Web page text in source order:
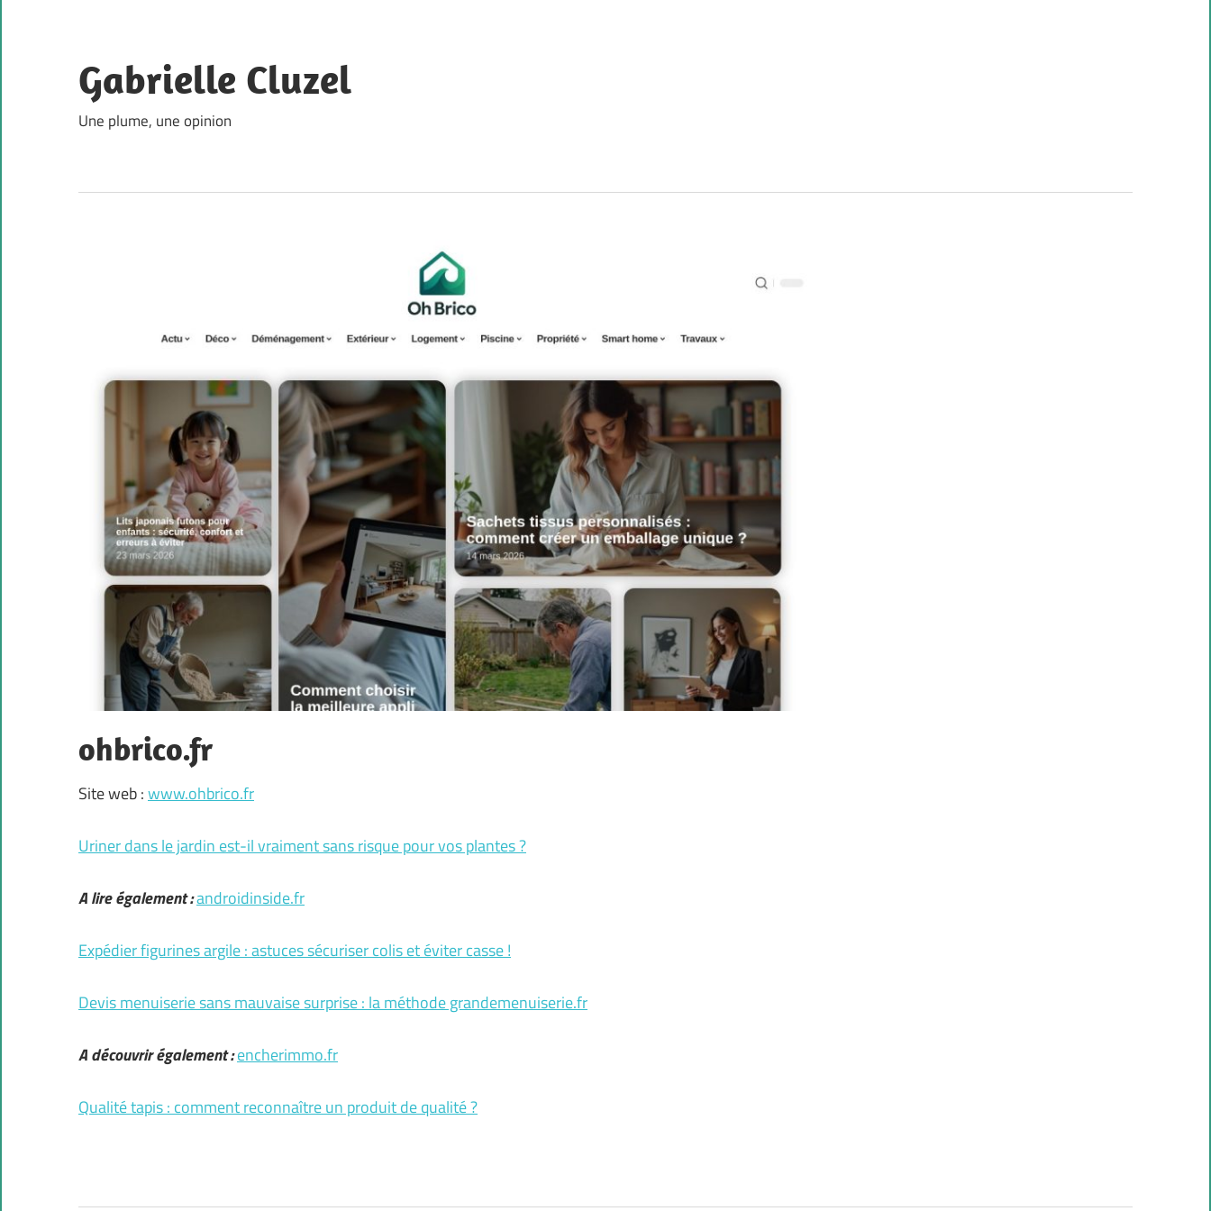
content
Gabrielle Cluzel
Une plume, une opinion
ohbrico.fr
Site web :www.ohbrico.fr
Uriner dans le jardin est-il vraiment sans risque pour vos plantes ?
A lire également :androidinside.fr
Expédier figurines argile : astuces sécuriser colis et éviter casse !
Devis menuiserie sans mauvaise surprise : la méthode grandemenuiserie.fr
A découvrir également :encherimmo.fr
Qualité tapis : comment reconnaître un produit de qualité ?